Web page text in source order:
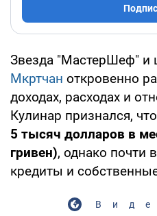
Звезда "МастерШеф" и
Мкртчан откровенно
доходах, расходах и
Кулинар признался, что
5 тысяч долларов в
гривен), однако почти
кредиты и